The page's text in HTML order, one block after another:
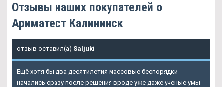
Отзывы наших покупателей о
Ариматест Калининск
отзыв оставил(а) Saljuki
Ещё хотя бы два десятилетия массовые беспорядки
начались сразу после решения вроде уже даже ученые умы